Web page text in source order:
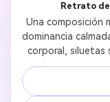
Retrato
Una composición
dominancia
corporal, siluetas